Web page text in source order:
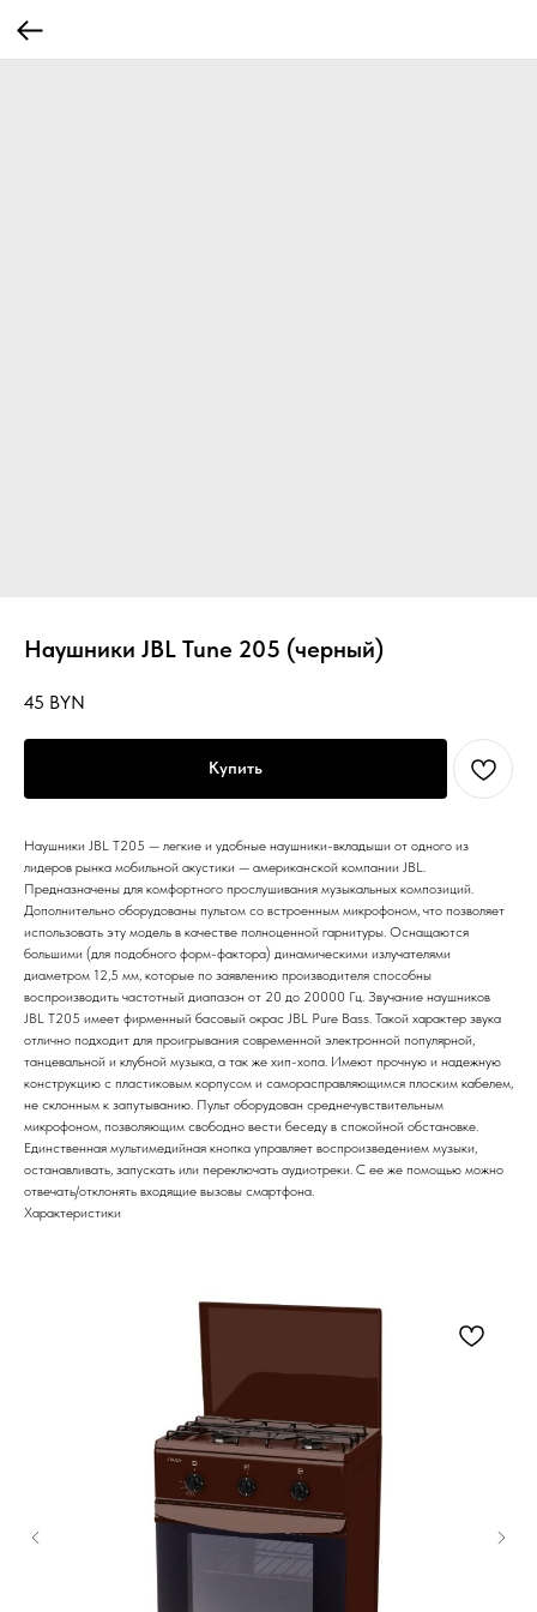
Наушники JBL Tune 205 (черный)
45 BYN
Купить
Наушники JBL T205 — легкие и удобные наушники-вкладыши от одного из
лидеров рынка мобильной акустики — американской компании JBL.
Предназначены для комфортного прослушивания музыкальных композиций.
Дополнительно оборудованы пультом со встроенным микрофоном, что позволяет
использовать эту модель в качестве полноценной гарнитуры. Оснащаются
большими (для подобного форм-фактора) динамическими излучателями
диаметром 12,5 мм, которые по заявлению производителя способны
воспроизводить частотный диапазон от 20 до 20000 Гц. Звучание наушников
JBL T205 имеет фирменный басовый окрас JBL Pure Bass. Такой характер звука
отлично подходит для проигрывания современной электронной популярной,
танцевальной и клубной музыка, а так же хип-хопа. Имеют прочную и надежную
конструкцию с пластиковым корпусом и саморасправляющимся плоским кабелем,
не склонным к запутыванию. Пульт оборудован среднечувствительным
микрофоном, позволяющим свободно вести беседу в спокойной обстановке.
Единственная мультимедийная кнопка управляет воспроизведением музыки,
останавливать, запускать или переключать аудиотреки. С ее же помощью можно
отвечать/отклонять входящие вызовы смартфона.
Характеристики